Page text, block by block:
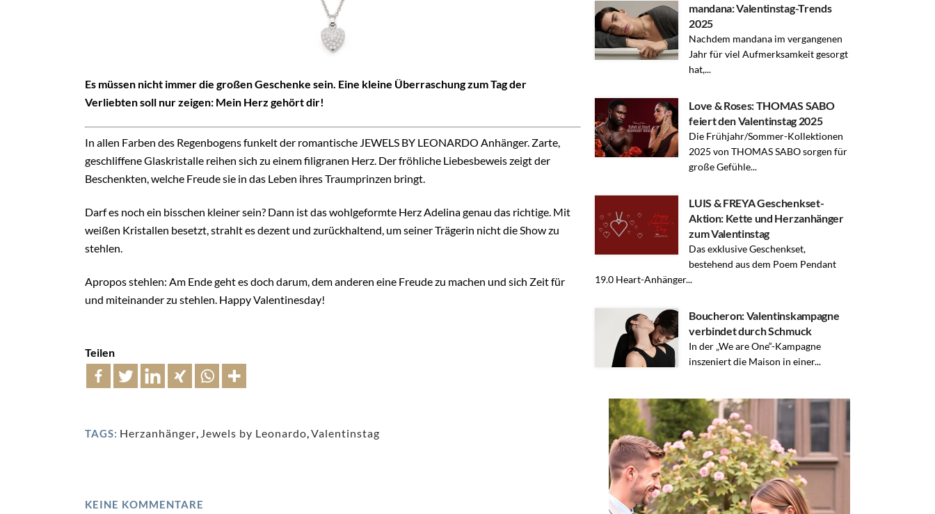
Es müssen nicht immer die großen Geschenke sein. Eine kleine Überraschung zum Tag der
Verliebten soll nur zeigen: Mein Herz gehört dir!
In allen Farben des Regenbogens funkelt der romantische JEWELS BY LEONARDO Anhänger. Zarte,
geschliffene Glaskristalle reihen sich zu einem filigranen Herz. Der fröhliche Liebesbeweis zeigt der
Beschenkten, welche Freude sie in das Leben ihres Traumprinzen bringt.
Darf es noch ein bisschen kleiner sein? Dann ist das wohlgeformte Herz Adelina genau das richtige. Mit
weißen Kristallen besetzt, strahlt es dezent und zurückhaltend, um seiner Trägerin nicht die Show zu
stehlen.
Apropos stehlen: Am Ende geht es doch darum, dem anderen eine Freude zu machen und sich Zeit für
und miteinander zu stehlen. Happy Valentinesday!
Teilen
TAGS: Herzanhänger, Jewels by Leonardo,Valentinstag
KEINE KOMMENTARE
mandana: Valentinstag-Trends
2025
Nachdem mandana im vergangenen
Jahr für viel Aufmerksamkeit gesorgt
hat,...
Love & Roses: THOMAS SABO
feiert den Valentinstag 2025
Die Frühjahr/Sommer-Kollektionen
2025 von THOMAS SABO sorgen für
große Gefühle...
LUIS & FREYA Geschenkset-
Aktion: Kette und Herzanhänger
zum Valentinstag
Das exklusive Geschenkset,
bestehend aus dem Poem Pendant
19.0 Heart-Anhänger...
Boucheron: Valentinskampagne
verbindet durch Schmuck
In der „We are One“-Kampagne
inszeniert die Maison in einer...